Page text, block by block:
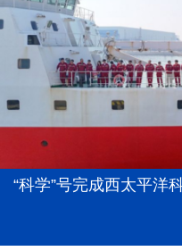
“科学”号完成西太平洋